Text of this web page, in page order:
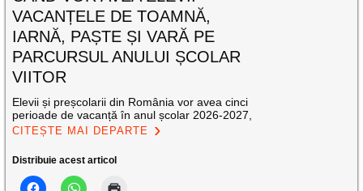
VACANȚELE DE TOAMNĂ,
IARNĂ, PAȘTE ȘI VARĂ PE
PARCURSUL ANULUI ȘCOLAR
VIITOR
Elevii și preșcolarii din România vor avea cinci
perioade de vacanță în anul școlar 2026-2027,
CITEȘTE MAI DEPARTE
Distribuie acest articol